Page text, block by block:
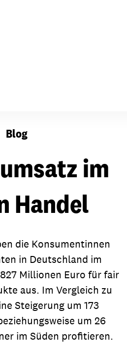
Blog
im
Handel
die Konsumentinnen
in Deutschland im
Millionen Euro für fair
aus. Im Vergleich zu
Steigerung um 173
um 26
im Süden profitieren.